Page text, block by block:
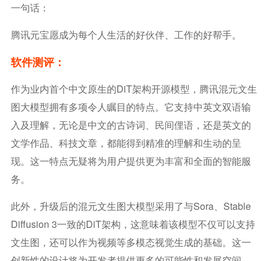
一句话：
腾讯元宝愿成为每个人生活的好伙伴、工作的好帮手。
软件测评：
作为业内首个中文原生的DiT架构开源模型，腾讯混元文生
图大模型拥有多项令人瞩目的特点。它支持中英文双语输
入及理解，无论是中文的古诗词、民间俚语，还是英文的
文学作品、科技文章，都能得到精准的理解和生动的呈
现。这一特点无疑将为用户提供更为丰富和全面的智能服
务。
此外，升级后的混元文生图大模型采用了与Sora、Stable
Diffusion 3一致的DiT架构，这意味着该模型不仅可以支持
文生图，还可以作为视频等多模态视觉生成的基础。这一